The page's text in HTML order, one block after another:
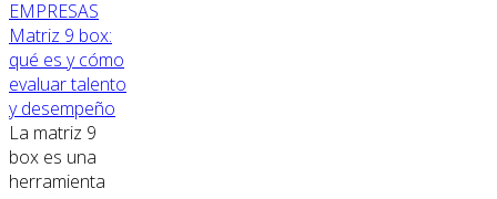
EMPRESAS
Matriz 9 box:
qué es y cómo
evaluar talento
y desempeño
La matriz 9
box es una
herramienta